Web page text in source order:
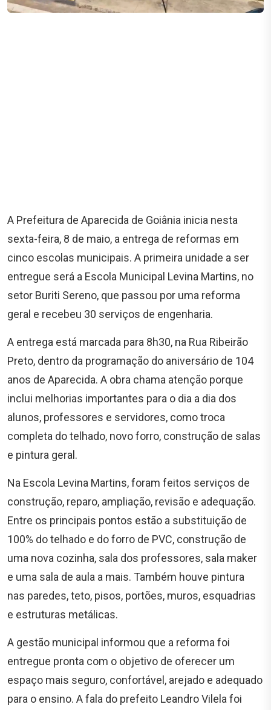
A Prefeitura de Aparecida de Goiânia inicia nesta
sexta-feira, 8 de maio, a entrega de reformas em
cinco escolas municipais. A primeira unidade a ser
entregue será a Escola Municipal Levina Martins, no
setor Buriti Sereno, que passou por uma reforma
geral e recebeu 30 serviços de engenharia.
A entrega está marcada para 8h30, na Rua Ribeirão
Preto, dentro da programação do aniversário de 104
anos de Aparecida. A obra chama atenção porque
inclui melhorias importantes para o dia a dia dos
alunos, professores e servidores, como troca
completa do telhado, novo forro, construção de salas
e pintura geral.
Na Escola Levina Martins, foram feitos serviços de
construção, reparo, ampliação, revisão e adequação.
Entre os principais pontos estão a substituição de
100% do telhado e do forro de PVC, construção de
uma nova cozinha, sala dos professores, sala maker
e uma sala de aula a mais. Também houve pintura
nas paredes, teto, pisos, portões, muros, esquadrias
e estruturas metálicas.
A gestão municipal informou que a reforma foi
entregue pronta com o objetivo de oferecer um
espaço mais seguro, confortável, arejado e adequado
para o ensino. A fala do prefeito Leandro Vilela foi